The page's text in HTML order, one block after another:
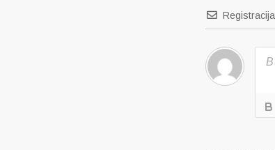
Registracija